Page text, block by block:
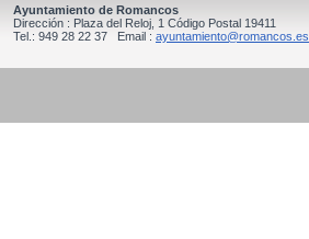
Ayuntamiento de Romancos
Dirección : Plaza del Reloj, 1 Código Postal 19411
Tel.: 949 28 22 37 Email : ayuntamiento@romancos.es